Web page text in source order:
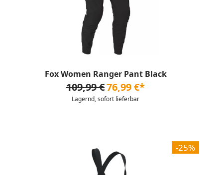
Fox Women Ranger Pant Black
109,99 €76,99 €*
Lagernd, sofort lieferbar
-25%